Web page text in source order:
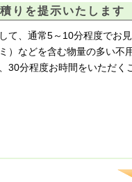
りを提示いたします
て、通常5～10分程度でお
）などを含む物量の多い不
30分程度お時間をいただく